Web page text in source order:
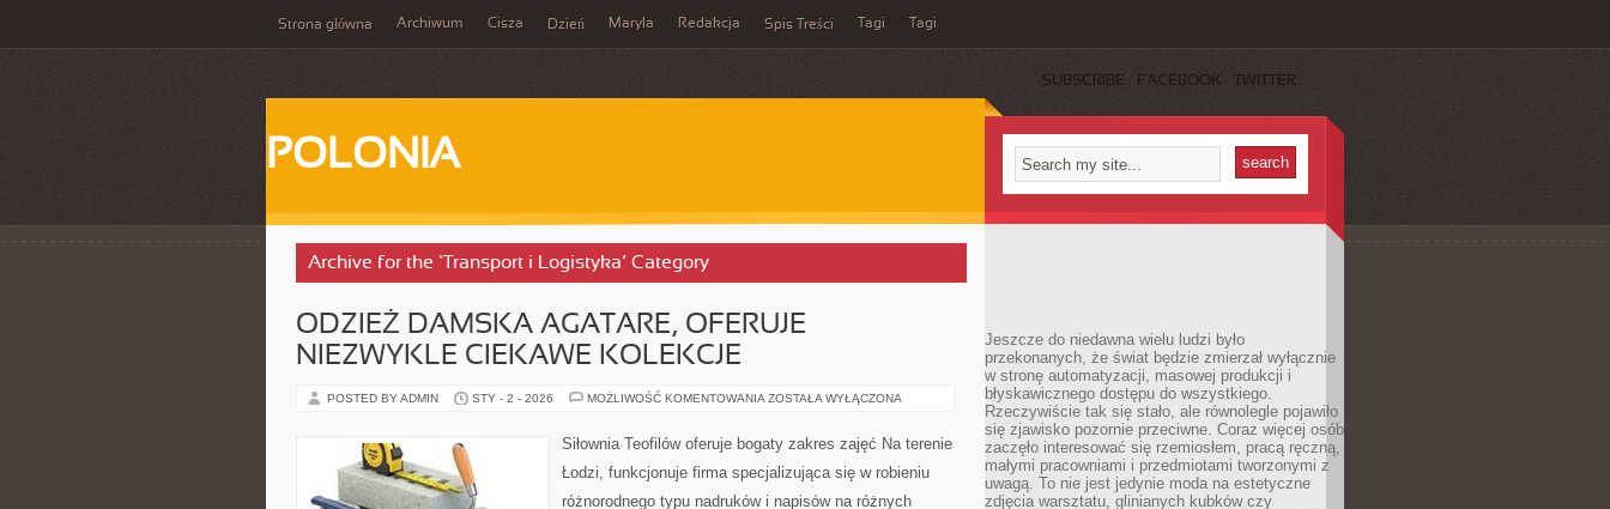
Strona główna Archiwum Cisza Dzień Maryla Redakcja Spis Treści Tagi Tagi
SUBSCRIBE FACEBOOK TWITTER
POLONIA
Archive for the ‘Transport i Logistyka’ Category
ODZIEŻ DAMSKA AGATARE, OFERUJE
NIEZWYKLE CIEKAWE KOLEKCJE
POSTED BY ADMIN STY - 2 - 2026 MOŻLIWOŚĆ KOMENTOWANIA ODZIEŻ
OFERUJE
NIEZWYKLE
KOLEKCJE
ZOSTAŁA WYŁĄCZONA
Siłownia Teofilów oferuje bogaty zakres zajęć Na terenie
Łodzi, funkcjonuje firma specjalizująca się w robieniu
różnorodnego typu nadruków i napisów na różnych
Jeszcze do niedawna wielu ludzi było
przekonanych, że świat będzie zmierzał wyłącznie
w stronę automatyzacji, masowej produkcji i
błyskawicznego dostępu do wszystkiego.
Rzeczywiście tak się stało, ale równolegle pojawiło
się zjawisko pozornie przeciwne. Coraz więcej osób
zaczęło interesować się rzemiosłem, pracą ręczną,
małymi pracowniami i przedmiotami tworzonymi z
uwagą. To nie jest jedynie moda na estetyczne
zdjęcia warsztatu, glinianych kubków czy